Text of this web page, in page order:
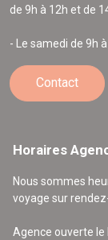
de 9h à 12h et de
- Le samedi de 9h
Contact
Horaires
Nous sommes
voyage sur
Agence ouverte le